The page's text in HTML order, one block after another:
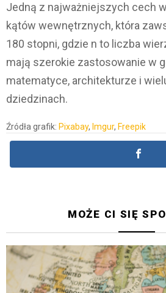
Jedną z najważniejszych cech
kątów wewnętrznych, która
180 stopni, gdzie n to liczba
mają szerokie zastosowanie w
matematyce, architekturze i
dziedzinach.
Źródła grafik: Pixabay, Imgur, Freepik
MOŻE CI SIĘ